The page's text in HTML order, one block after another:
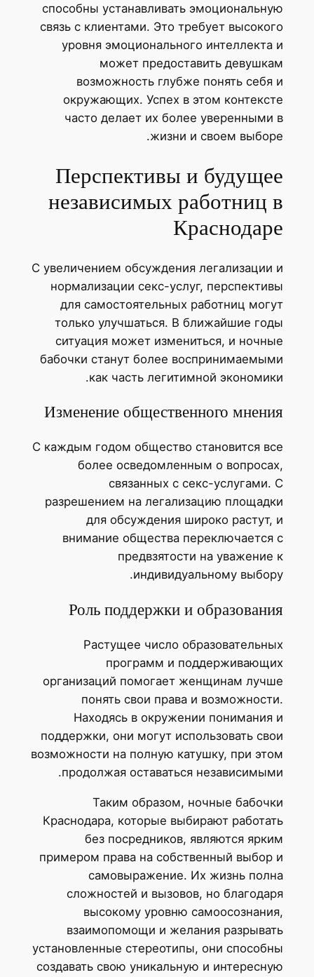
способны устанавливать
связь с клиентами. Это требует
уровня эмоционального интеллекта
может предоставить
возможность глубже понять себя
окружающих. Успех в этом
часто делает их более уверенными
жизни и своем
Перспективы и
независимых работниц
С увеличением обсуждения легализации
нормализации секс-услуг,
для самостоятельных работниц
только улучшаться. В ближайшие
ситуация может измениться, и
бабочки станут более
как часть легитимной
Изменение общественного
С каждым годом общество становится
более осведомленным о
связанных с секс-услугами.
разрешением на легализацию
для обсуждения широко растут,
внимание общества переключается
предвзятости на
индивидуальному
Роль поддержки и
Растущее число
программ и
организаций помогает женщинам
понять свои права и
Находясь в окружении понимания
поддержки, они могут использовать
возможности на полную катушку, при
продолжая оставаться
Таким образом, ночные
Краснодара, которые выбирают
без посредников, являются
примером права на собственный выбор
самовыражение. Их жизнь
сложностей и вызовов, но
высокому уровню
взаимопомощи и желания
установленные стереотипы, они
создавать свою уникальную и